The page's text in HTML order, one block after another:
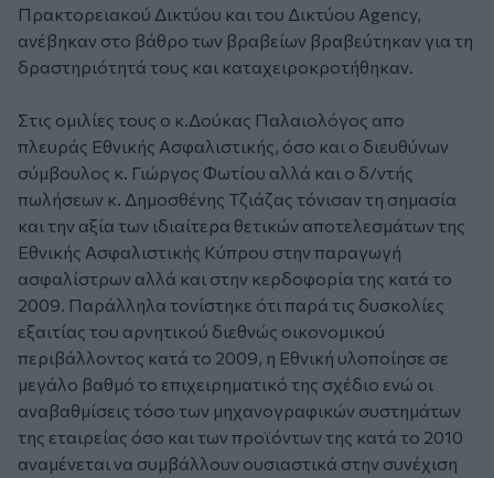
Πρακτορειακού Δικτύου και του Δικτύου Agency,
ανέβηκαν στο βάθρο των βραβείων βραβεύτηκαν για τη
δραστηριότητά τους και καταχειροκροτήθηκαν.
Στις ομιλίες τους o κ.Δούκας Παλαιολόγος απο
πλευράς Εθνικής Ασφαλιστικής, όσο και ο διευθύνων
σύμβουλος κ. Γιώργος Φωτίου αλλά και ο δ/ντής
πωλήσεων κ. Δημοσθένης Τζιάζας τόνισαν τη σημασία
και την αξία των ιδιαίτερα θετικών αποτελεσμάτων της
Εθνικής Ασφαλιστικής Κύπρου στην παραγωγή
ασφαλίστρων αλλά και στην κερδοφορία της κατά το
2009. Παράλληλα τονίστηκε ότι παρά τις δυσκολίες
εξαιτίας του αρνητικού διεθνώς οικονομικού
περιβάλλοντος κατά το 2009, η Εθνική υλοποίησε σε
μεγάλο βαθμό το επιχειρηματικό της σχέδιο ενώ οι
αναβαθμίσεις τόσο των μηχανογραφικών συστημάτων
της εταιρείας όσο και των προϊόντων της κατά το 2010
αναμένεται να συμβάλλουν ουσιαστικά στην συνέχιση